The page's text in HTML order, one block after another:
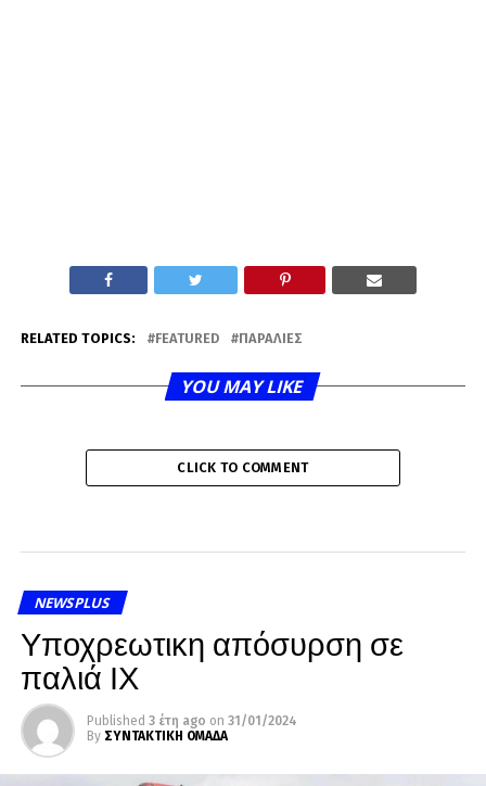
RELATED TOPICS: FEATURED ΠΑΡΑΛΊΕΣ
YOU MAY LIKE
CLICK TO COMMENT
NEWSPLUS
Υποχρεωτικη απόσυρση σε
παλιά ΙΧ
Published 3 έτη ago on 31/01/2024
By ΣΥΝΤΑΚΤΙΚΗ ΟΜΑΔΑ